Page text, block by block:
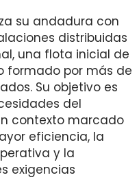
su andadura con
distribuidas
una flota inicial de
formado por más de
Su objetivo es
del
contexto marcado
eficiencia, la
y la
exigencias